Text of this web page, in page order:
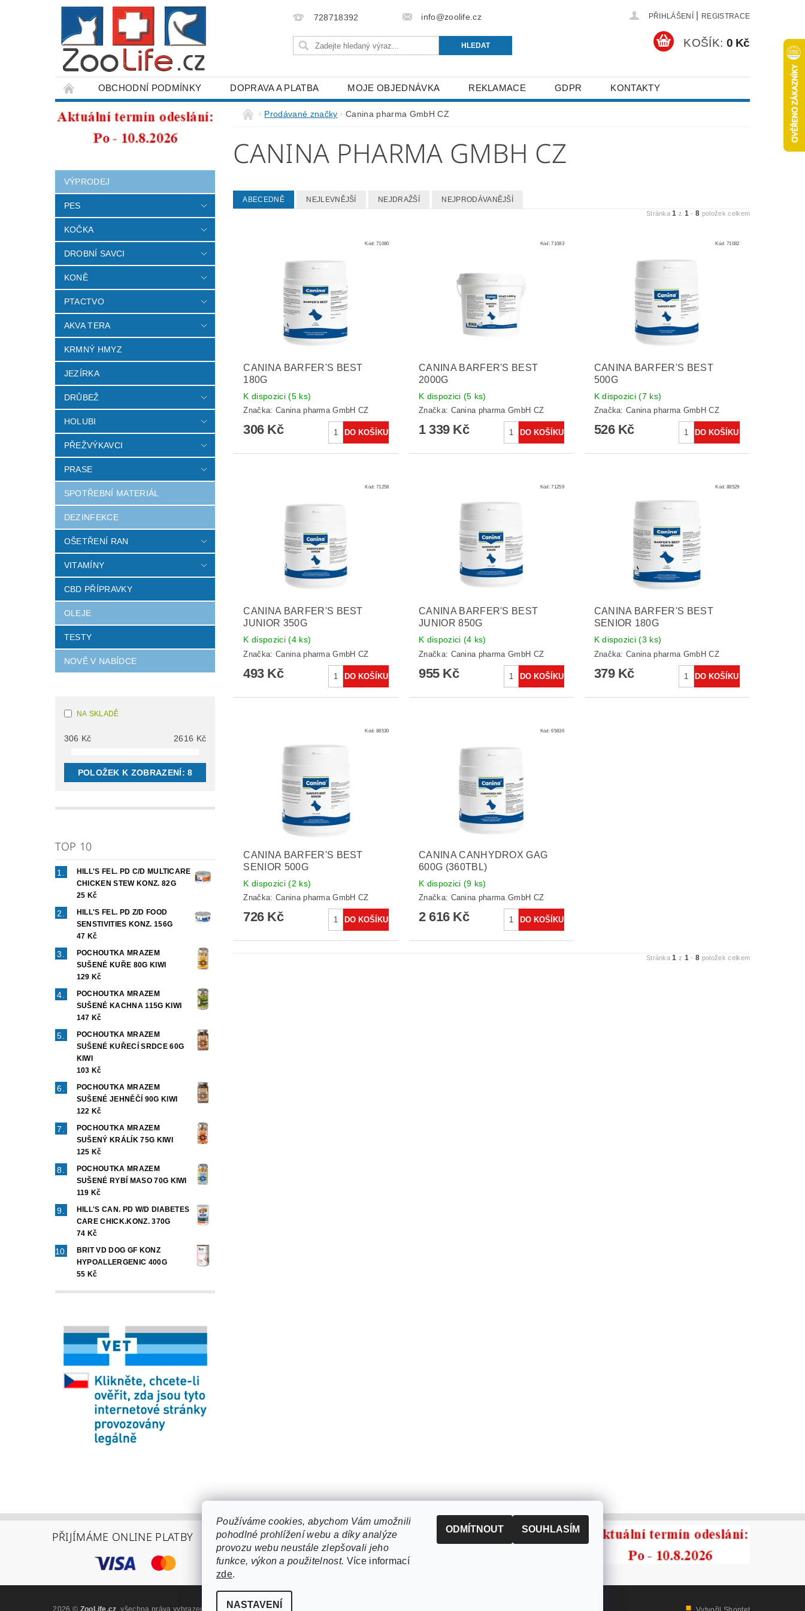
728718392 info@zoolife.cz PŘIHLÁŠENÍ REGISTRACE
KOŠÍK: 0 Kč
OBCHODNÍ PODMÍNKY DOPRAVA A PLATBA MOJE OBJEDNÁVKA REKLAMACE GDPR KONTAKTY
ODSTOUPENÍ OD SMLOUVY
VÝPRODEJ
PES
KOČKA
DROBNÍ SAVCI
KONĚ
PTACTVO
AKVA TERA
KRMNÝ HMYZ
JEZÍRKA
DRŮBEŽ
HOLUBI
PŘEŽVÝKAVCI
PRASE
SPOTŘEBNÍ MATERIÁL
DEZINFEKCE
OŠETŘENÍ RAN
VITAMÍNY
CBD PŘÍPRAVKY
OLEJE
TESTY
NOVĚ V NABÍDCE
NA SKLADĚ
306 Kč 2616 Kč
POLOŽEK K ZOBRAZENÍ:8
TOP 10
HILL'S FEL. PD C/D MULTICARE
CHICKEN STEW KONZ. 82G
25 Kč
HILL'S FEL. PD Z/D FOOD
SENSTIVITIES KONZ. 156G
47 Kč
POCHOUTKA MRAZEM
SUŠENÉ KUŘE 80G KIWI
129 Kč
POCHOUTKA MRAZEM
SUŠENÉ KACHNA 115G KIWI
147 Kč
POCHOUTKA MRAZEM
SUŠENÉ KUŘECÍ SRDCE 60G
KIWI
103 Kč
POCHOUTKA MRAZEM
SUŠENÉ JEHNĚČÍ 90G KIWI
122 Kč
POCHOUTKA MRAZEM
SUŠENÝ KRÁLÍK 75G KIWI
125 Kč
POCHOUTKA MRAZEM
SUŠENÉ RYBÍ MASO 70G KIWI
119 Kč
HILL'S CAN. PD W/D DIABETES
CARE CHICK.KONZ. 370G
74 Kč
BRIT VD DOG GF KONZ
HYPOALLERGENIC 400G
55 Kč
Prodávané značky Canina pharma GmbH CZ
CANINA PHARMA GMBH CZ
ABECEDNĚ NEJLEVNĚJŠÍ NEJDRAŽŠÍ NEJPRODÁVANĚJŠÍ
Stránka1 z 1 -8 položek celkem
Kód: 71080
CANINA BARFER'S BEST
180G
K dispozici(5 ks)
Značka: Canina pharma GmbH CZ
306 Kč
Kód:71083
CANINA BARFER'S BEST
2000G
K dispozici (5 ks)
Značka: Canina pharma GmbH CZ
1 339 Kč
Kód:71082
CANINA BARFER'S BEST
500G
K dispozici(7 ks)
Značka:Canina pharma GmbH CZ
526 Kč
Kód: 71258
CANINA BARFER'S BEST
JUNIOR 350G
K dispozici(4 ks)
Značka: Canina pharma GmbH CZ
493 Kč
Kód:71259
CANINA BARFER'S BEST
JUNIOR 850G
K dispozici (4 ks)
Značka: Canina pharma GmbH CZ
955 Kč
Kód:88529
CANINA BARFER'S BEST
SENIOR 180G
K dispozici(3 ks)
Značka:Canina pharma GmbH CZ
379 Kč
Kód: 88530
CANINA BARFER'S BEST
SENIOR 500G
K dispozici(2 ks)
Značka: Canina pharma GmbH CZ
726 Kč
Kód:65836
CANINA CANHYDROX GAG
600G (360TBL)
K dispozici (9 ks)
Značka: Canina pharma GmbH CZ
2 616 Kč
Stránka1 z 1 -8 položek celkem
PŘIJÍMÁME ONLINE PLATBY
Používáme cookies, abychom Vám umožnili
pohodlné prohlížení webu a díky analýze
provozu webu neustále zlepšovali jeho
funkce, výkon a použitelnost. Více informací
zde.
NASTAVENÍ
ODMÍTNOUT SOUHLASÍM